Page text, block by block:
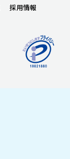
採用情報